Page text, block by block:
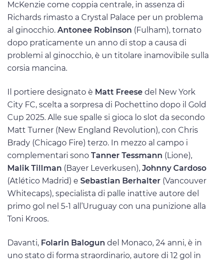
McKenzie come coppia centrale, in assenza di
Richards rimasto a Crystal Palace per un problema
al ginocchio. Antonee Robinson (Fulham), tornato
dopo praticamente un anno di stop a causa di
problemi al ginocchio, è un titolare inamovibile sulla
corsia mancina.
Il portiere designato è Matt Freese del New York
City FC, scelta a sorpresa di Pochettino dopo il Gold
Cup 2025. Alle sue spalle si gioca lo slot da secondo
Matt Turner (New England Revolution), con Chris
Brady (Chicago Fire) terzo. In mezzo al campo i
complementari sono Tanner Tessmann (Lione),
Malik Tillman (Bayer Leverkusen), Johnny Cardoso
(Atlético Madrid) e Sebastian Berhalter (Vancouver
Whitecaps), specialista di palle inattive autore del
primo gol nel 5-1 all’Uruguay con una punizione alla
Toni Kroos.
Davanti, Folarin Balogun del Monaco, 24 anni, è in
uno stato di forma straordinario, autore di 12 gol in